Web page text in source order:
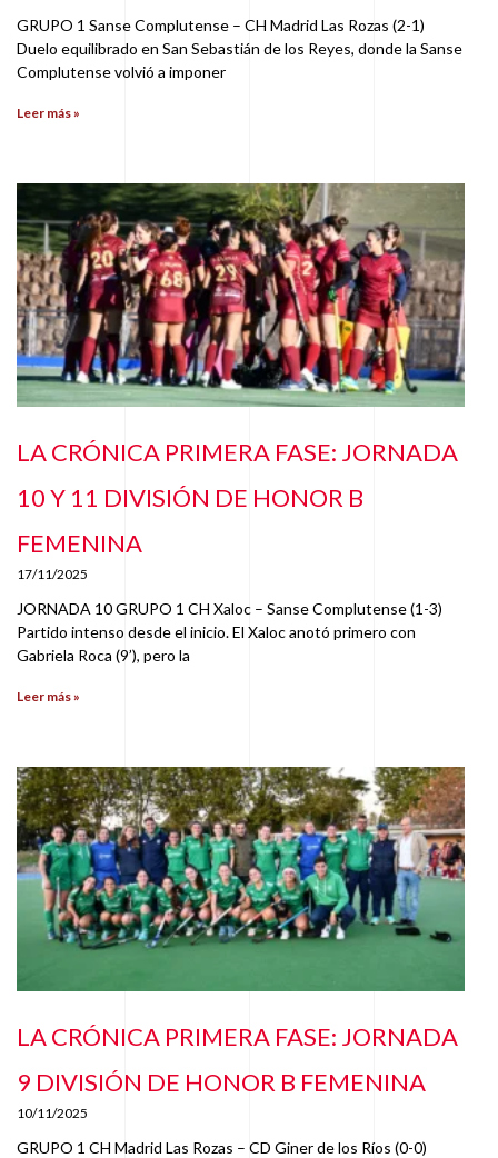
GRUPO 1 Sanse Complutense – CH Madrid Las Rozas (2-1)
Duelo equilibrado en San Sebastián de los Reyes, donde la Sanse
Complutense volvió a imponer
Leer más »
LA CRÓNICA PRIMERA FASE: JORNADA
10 Y 11 DIVISIÓN DE HONOR B
FEMENINA
17/11/2025
JORNADA 10 GRUPO 1 CH Xaloc – Sanse Complutense (1-3)
Partido intenso desde el inicio. El Xaloc anotó primero con
Gabriela Roca (9’), pero la
Leer más »
LA CRÓNICA PRIMERA FASE: JORNADA
9 DIVISIÓN DE HONOR B FEMENINA
10/11/2025
GRUPO 1 CH Madrid Las Rozas – CD Giner de los Ríos (0-0)